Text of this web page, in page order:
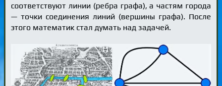
соответствуют линии (ребра графа), а частям города
— точки соединения линий (вершины графа). После
этого математик стал думать над задачей.